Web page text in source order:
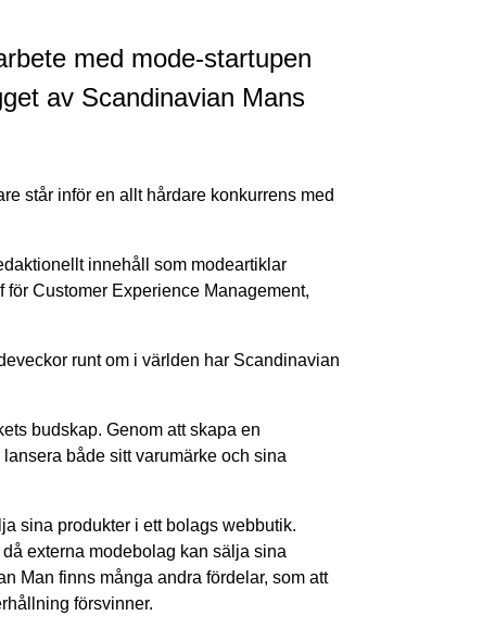
med mode-startupen
av Scandinavian Mans
står inför en allt hårdare konkurrens med
innehåll som modeartiklar
för Customer Experience Management,
runt om i världen har Scandinavian
budskap. Genom att skapa en
både sitt varumärke och sina
sina produkter i ett bolags webbutik.
externa modebolag kan sälja sina
Man finns många andra fördelar, som att
försvinner.